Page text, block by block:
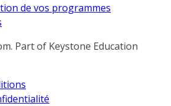
de vos programmes
Part of Keystone Education